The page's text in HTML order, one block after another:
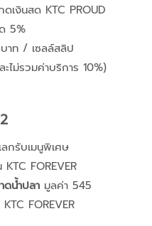
เงินสด KTC PROUD
5%
าท / เซลล์สลิป
ะไม่รวมค่าบริการ 10%)
กรับเมนูพิเศษ
FOREVER
ดน้ำปลามูลค่า 545
FOREVER